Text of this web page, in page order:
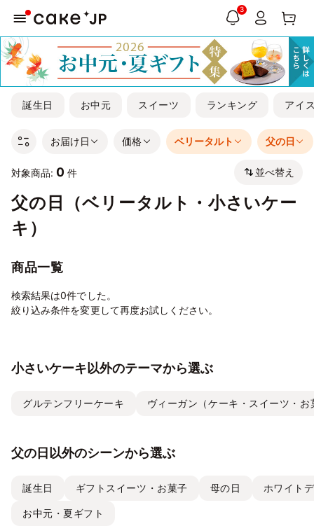
3
誕生日 お中元 スイーツ ランキング アイ
お届け日 価格 ベリータルト 父の日
対象商品: 0 件 並べ替え
父の日（ベリータルト・小さいケー
キ）
商品一覧
検索結果は0件でした。
絞り込み条件を変更して再度お試しください。
小さいケーキ以外のテーマから選ぶ
グルテンフリーケーキ ヴィーガン（ケーキ・スイーツ・お
父の日以外のシーンから選ぶ
誕生日 ギフトスイーツ・お菓子 母の日 ホワイト
お中元・夏ギフト